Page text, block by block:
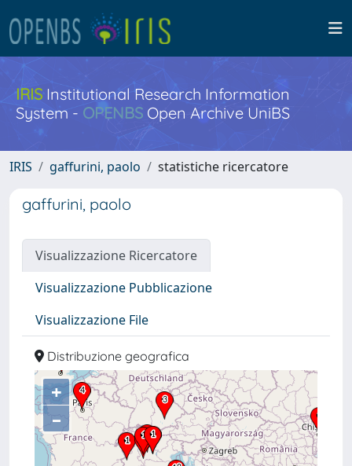
IRISInstitutional Research Information
System - OPENBS Open Archive UniBS
IRIS gaffurini, paolo statistiche ricercatore
gaffurini, paolo
Visualizzazione Ricercatore
Visualizzazione Pubblicazione
Visualizzazione File
Distribuzione geografica
+
–